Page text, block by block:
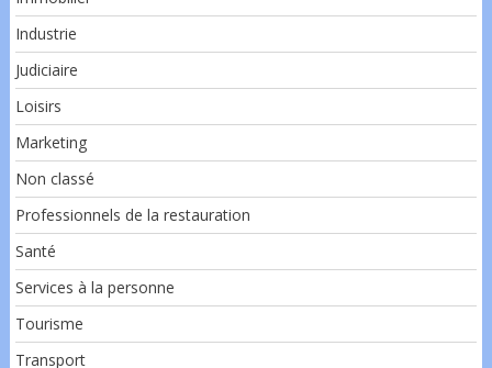
Industrie
Judiciaire
Loisirs
Marketing
Non classé
Professionnels de la restauration
Santé
Services à la personne
Tourisme
Transport